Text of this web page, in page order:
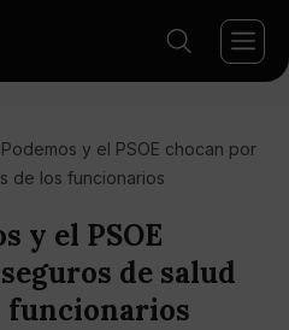
y el PSOE chocan por
de los funcionarios
y el PSOE
de salud
funcionarios